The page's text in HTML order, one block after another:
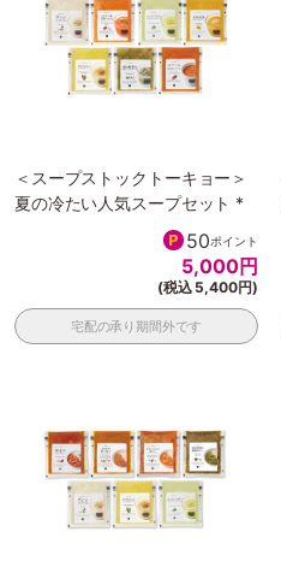
＜スープストックトーキョー＞
夏の冷たい人気スープセット *
50ポイント
5,000円
(税込 5,400円)
宅配の承り期間外です